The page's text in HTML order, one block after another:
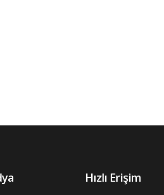
Hızlı Erişim